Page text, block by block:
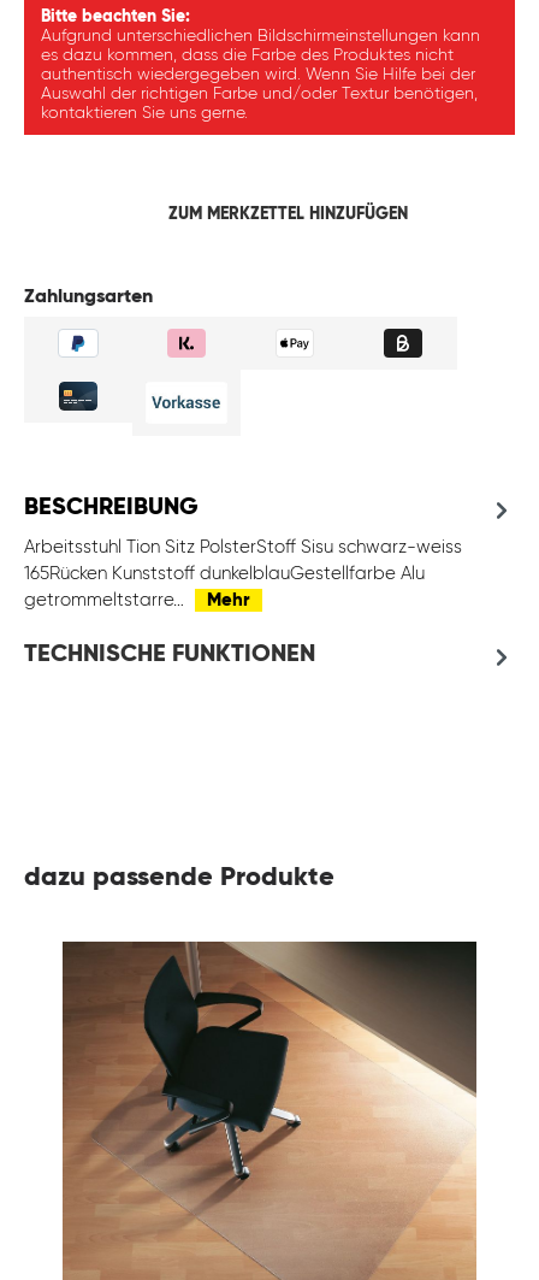
Bitte beachten Sie:
Aufgrund unterschiedlichen Bildschirmeinstellungen kann
es dazu kommen, dass die Farbe des Produktes nicht
authentisch wiedergegeben wird. Wenn Sie Hilfe bei der
Auswahl der richtigen Farbe und/oder Textur benötigen,
kontaktieren Sie uns gerne.
ZUM MERKZETTEL HINZUFÜGEN
Zahlungsarten
BESCHREIBUNG
Arbeitsstuhl Tion Sitz PolsterStoff Sisu schwarz-weiss
165Rücken Kunststoff dunkelblauGestellfarbe Alu
getrommeltstarre…
Mehr
TECHNISCHE FUNKTIONEN
dazu passende Produkte